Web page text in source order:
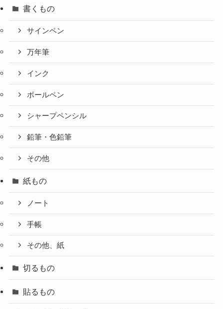
書くもの
サインペン
万年筆
インク
ボールペン
シャープペンシル
鉛筆・色鉛筆
その他
紙もの
ノート
手帳
その他、紙
切るもの
貼るもの